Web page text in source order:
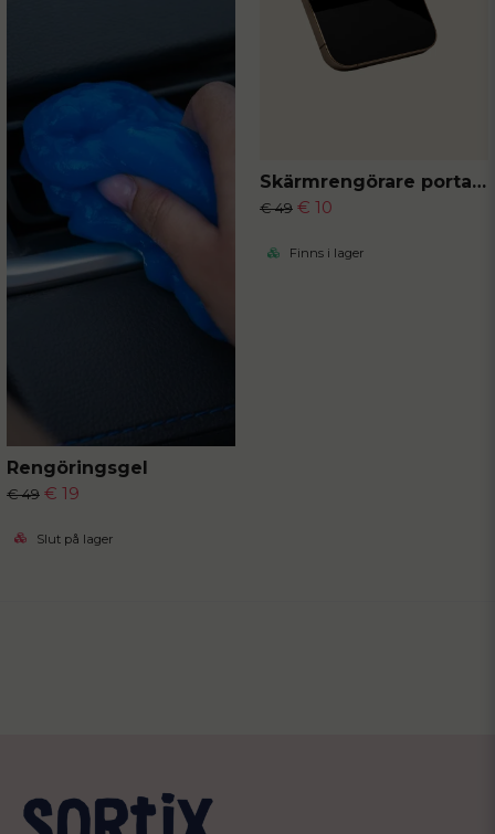
Rengöringsgel
€ 49 € 19
Slut på lager
Skärmrengörare portabel
€ 49 € 10
Finns i lager